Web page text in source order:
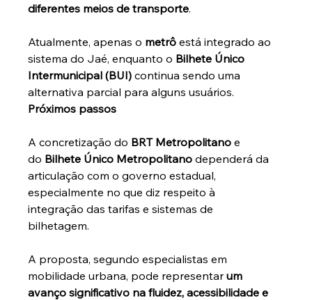
diferentes meios de transporte.
Atualmente, apenas o metrô está integrado ao
sistema do Jaé, enquanto o Bilhete Único
Intermunicipal (BUI) continua sendo uma
alternativa parcial para alguns usuários.
Próximos passos
A concretização do BRT Metropolitano e
do Bilhete Único Metropolitano dependerá da
articulação com o governo estadual,
especialmente no que diz respeito à
integração das tarifas e sistemas de
bilhetagem.
A proposta, segundo especialistas em
mobilidade urbana, pode representar um
avanço significativo na fluidez, acessibilidade e